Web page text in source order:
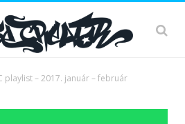
playlist – 2017. január – február